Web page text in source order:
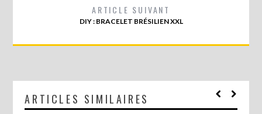
ARTICLE SUIVANT
DIY : BRACELET BRÉSILIEN XXL
ARTICLES SIMILAIRES